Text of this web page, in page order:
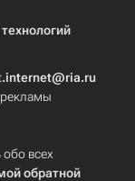
всех
обратной